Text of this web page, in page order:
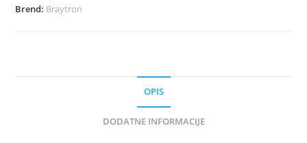
Brend: Braytron
OPIS
DODATNE INFORMACIJE